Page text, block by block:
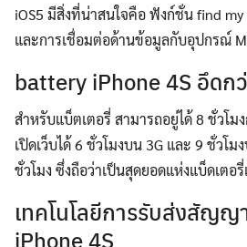
iOS5 มีสิ่งที่น่าสนใจคือ ฟังก์ชั่น find
และการเชื่อมต่อด้านข้อมูลกับอุปกรณ์
battery iPhone 4S อึดก
สำหรับแบ็ตเตอรี่ สามารถอยู่ได้ 8 ชั่วโม
เปิดเว็บได้ 6 ชั่วโมงบน 3G และ 9 ชั่วโม
ชั่วโมง ซึ่งถือว่าเป็นสุดยอดแห่งแบ็ดเตอรี่
เทคโนโลยีการรับส่งสัญ
iPhone 4S